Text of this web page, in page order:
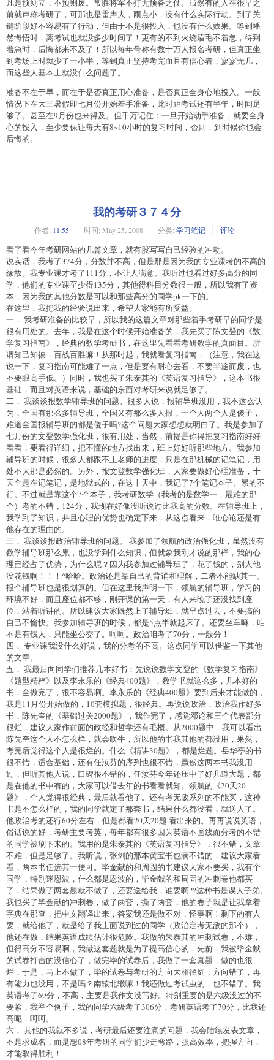
凡是预则立，不预则废。常胜将军不打无预备之仗。虽然有的人在很早之
前就声称考研了，可那也是雷声大，雨点小，没有什么实际行动。到了关
键阶段好不容易有了行动，但由于不是很投入，也没有什么效果。等到幡
然悔悟时，离考试也就没多少时间了！更有的不到火烧眉毛不着急，待到
着急时，后悔都来不及了！所以每年号称有数十万人报名考研，但真正坐
到考场上时就少了一小半，等到真正坚持考完而且有信心者，寥寥无几，
而这些人基本上就没什么问题了。
准备不在于早，而在于是否真正用心准备，是否真正全身心地投入。一般
情况下在大三暑假即七月份开始着手准备，此时距考试还有半年，时间足
够了。甚至在9月份也来得及。但千万记住：一旦开始动手准备，就要全身
心的投入，至少要保证每天有8~10小时的复习时间，否则，到时候你也会
后悔的。
我的考研３７４分
作者: 11:55 时间: May 25, 2008 分类: 学习笔记 评论
看了看今年考研网站的几篇文章，就有股写写自己经验的冲动。
说实话，我考了374分，分数并不高，但是那是因为我的专业课考的不高的
缘故。我专业课才考了111分，不让人满意。我听过也看过好多高分的同
学，他们的专业课至少得135分，其他得科目分数很一般，所以我有了资
本，因为我的其他分数是可以和那些高分的同学pk一下的。
在这里，我把我的经验说出来，希望大家能有所受益。
一． 我考研准备的比较早，所以我的这篇文章对那些着手考研早的同学是
很有用处的。去年，我是在这个时候开始准备的，我先买了陈文登的《数
学复习指南》，经典的数学考研书，在这里先看看考研数学的真面目。所
谓知己知彼，百战百胜嘛！从那时起，我就看复习指南，（注意，我在这
说一下，复习指南可能难了一点，但是要有耐心去看，不要半途而废，也
不要眼高手低。）同时，我也买了朱泰其的《英语复习指导》，这本书很
基础，而且对英语来说，基础的东西对考研来说就足够了。
二． 我谈谈报数学辅导班的问题。很多人说，报辅导班没用，我不这么认
为，全国有那么多辅导班，全国又有那么多人报，一个人两个人是傻子，
难道全国报辅导班的都是傻子吗?这个问题大家想想就明白了。我是参加了
七月份的文登数学强化班，很有用处，当然，前提是你得把复习指南好好
看看，要看得详细，把不懂的地方找出来，班上好好听那些地方。我参加
辅导班的时候，很多人都跟不上老师的进度，只是在那机械的记笔记，用
处不大那是必然的。另外，报文登数学强化班，大家要做好心理准备，十
天全是在记笔记，是地狱式的，在这十天中，我记了7个笔记本子。累的不
行。不过就是靠这个7个本子，我考研数学（我考的是数学一，最难的那
个）考的不错，124分，我现在好像没听说过比我高的分数。在辅导班上，
我学到了知识，并且心理的优势也确定下来，从这点看来，唯心论还是有
他存在的理由的。
三． 我谈谈报政治辅导班的问题。 我参加了领航的政治强化班，虽然没有
数学辅导班那么累，也没学到什么知识，但就象我刚才说的那样，我的心
理已经占了优势，为什么呢？因为我参加过辅导班了，花了钱的，别人他
没花钱啊！！！^哈哈。政治还是靠自己的背诵和理解，二者不能缺其一。
报个辅导班也是很划算的。但在这里我声明一下，领航的辅导班，学习的
环境不好，而且座位都不够，刚开课的第一天，有人来晚了还没找到座
位，站着听讲的。所以建议大家既然上了辅导班，就早点过去，不要搞的
自己不愉快。我参加辅导班的时候，都是5点半就起床了。还要坐车嘛，咱
不是有钱人，只能坐公交了。呵呵。政治咱考了70分，一般分！
四． 专业课我没什么好说，我的分考的不高。这点同学可以借鉴一下其他
的文章。
五． 我最后向同学们推荐几本好书：先说说数学文登的《数学复习指南》
《题型精粹》以及李永乐的《经典400题》，数学书就这么多，几本好的
书，全做完了，很不容易啊。李永乐的《经典400题》要到后来才能做的，
我是11月份开始做的，10套模拟题，很经典。再说说政治，政治我作好多
书，陈先奎的《基础过关2000题》，我作完了，感觉邓论和三个代表部分
很烂，建议大家作前面的政经和哲学还有毛概。从2000题中，我可以看出
陈先奎这个人不怎么样，就会吹牛，所以他的书我其他的都没用，果然，
考完后觉得这个人是很烂的。什么《精讲30题》，都是烂题。岳华亭的书
很不错，适合基础，还有任汝芬的序列也很不错，虽然这两本书我没用
过，但听其他人说，口碑很不错的，任汝芬今年还压中了好几道大题，都
是在他的书中有的，大家可以借去年的书看看就知。领航的《20天20
题》，个人觉得很经典，最后就看他了。还有考无敌系列的不能买，这种
书是不怎么样的，我的同学就定了那套书，结果什么都没看，就送人了。
他政治考的还行60分左右，但是都看20天20题 看出来的。再再说说英语，
俗话说的好，考研主要考英，每年都有很多因为英语不国线而分考的不错
的同学被刷下来的。我用的是朱泰其的《英语复习指导》，很不错，文章
不难，但是足够了。我听说，张剑的那本黄宝书也满不错的，建议大家看
看，两本书任选其一便可。毕金献的和周固的书建议大家不要买，我有个
同学，特别迷恩波，什么都是恩波的，毕金献的和周固的冲刺卷他都买
了，结果做了两套题就不做了，还要送给我，谁要啊??这种书是误人子弟。
我也买了毕金献的冲刺卷，做了两套，撕了两套，他的卷子就是让我拿着
字典在那查，把中文翻译出来，答案我还是做不对，怪事啊！剩下的有人
要，就给他了，就是给了我上面说到过的同学（政治定考无敌的那个），
他还在做，结果英语成绩估计很危险。我做的朱泰其的冲刺试卷，不难，
但得高分不容易啊，我做这套题就是为了提高信心的，先前，我被毕金献
的试卷打击的没信心了，做完毕的试卷后，我做了一套真题，做的也很
烂，于是，马上不做了，毕的试卷与考研的方向大相径庭，方向错了，再
有能力也没用，不是吗？南辕北辙嘛！我还做过考试虫的，也不错了。我
英语考了69分，不高，主要是我作文没写好。特别重要的是六级没过的不
要紧，我举个例子，我的同学六级考了306分，考研英语考了70分，比我还
高呢，呵呵。
六． 其他的我就不多说，考研最后还要注意的问题，我会陆续发表文章，
不是求成名，而是想08年考研的同学们少走弯路，提高效率，把握方向，
才能取得胜利！